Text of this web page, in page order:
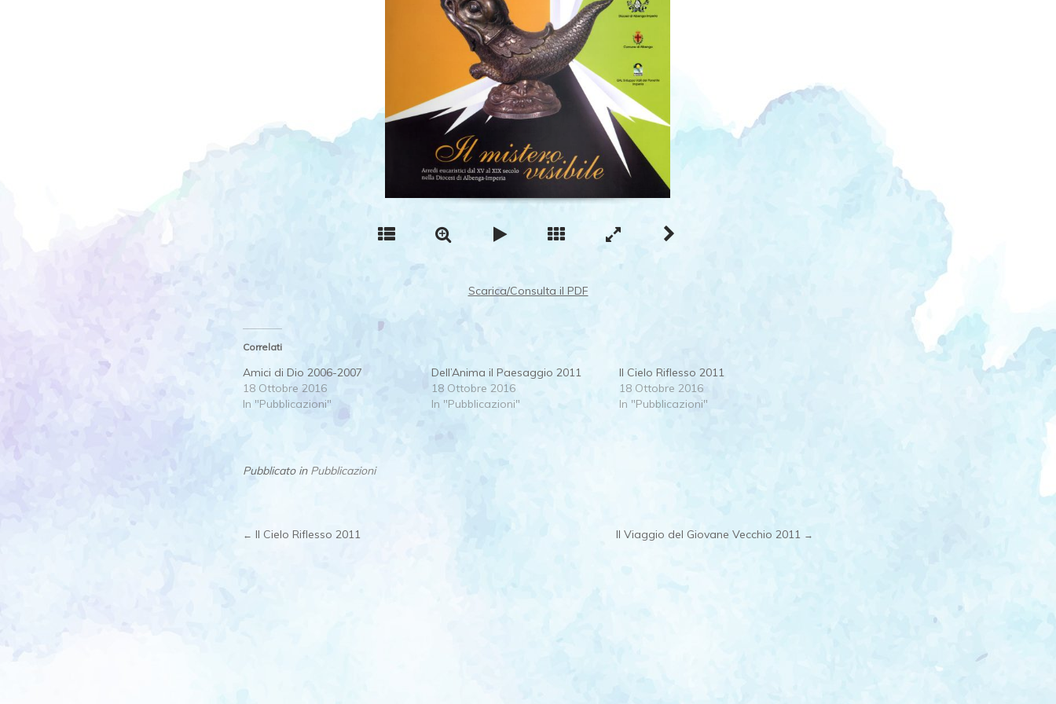
Scarica/Consulta il PDF
Correlati
Amici di Dio 2006-2007
18 Ottobre 2016
In "Pubblicazioni"
Dell’Anima il Paesaggio 2011
18 Ottobre 2016
In "Pubblicazioni"
Il Cielo Riflesso 2011
18 Ottobre 2016
In "Pubblicazioni"
Pubblicato in Pubblicazioni
Post
← Il Cielo Riflesso 2011 Il Viaggio del Giovane Vecchio 2011 →